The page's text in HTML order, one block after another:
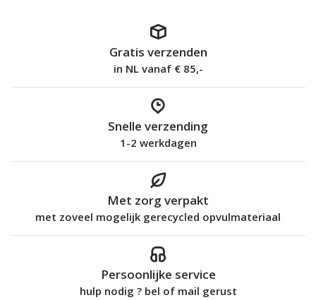
Gratis verzenden
in NL vanaf € 85,-
Snelle verzending
1-2 werkdagen
Met zorg verpakt
met zoveel mogelijk gerecycled opvulmateriaal
Persoonlijke service
hulp nodig ? bel of mail gerust